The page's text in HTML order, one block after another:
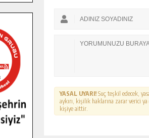
YASAL UYARI! Suç teşkil edecek,
aykırı, kişilik haklarına zarar verici
kişiye aittir.